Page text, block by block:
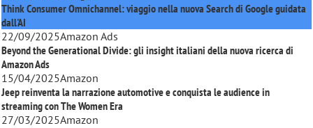
Think Consumer Omnichannel: viaggio nella nuova Search di Google guidata
dall'AI
22/09/2025Amazon Ads
Beyond the Generational Divide: gli insight italiani della nuova ricerca di
Amazon Ads
15/04/2025Amazon
Jeep reinventa la narrazione automotive e conquista le audience in
streaming conThe Women Era
27/03/2025Amazon